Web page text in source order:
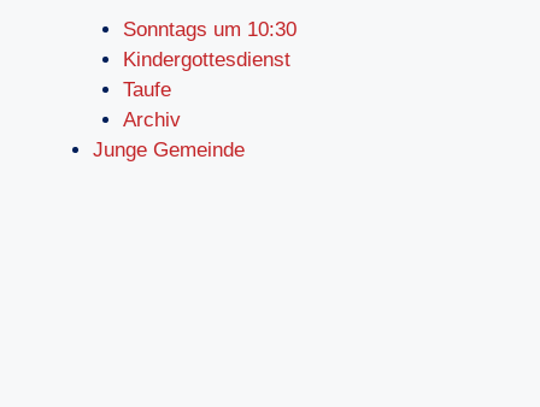
Sonntags um 10:30
Kindergottesdienst
Taufe
Archiv
Junge Gemeinde